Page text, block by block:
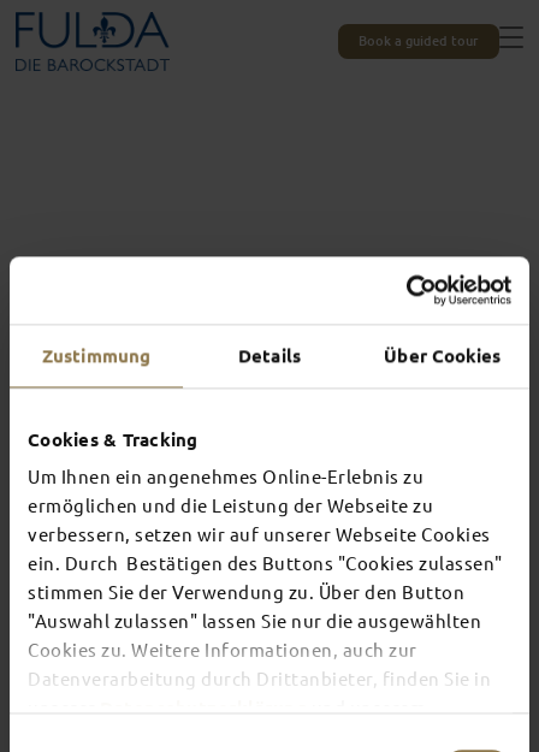
Zustimmung Details Über Cookies
Cookies & Tracking
Um Ihnen ein angenehmes Online-Erlebnis zu
ermöglichen und die Leistung der Webseite zu
verbessern, setzen wir auf unserer Webseite Cookies
ein. Durch Bestätigen des Buttons "Cookies zulassen"
stimmen Sie der Verwendung zu. Über den Button
"Auswahl zulassen" lassen Sie nur die ausgewählten
Cookies zu. Weitere Informationen, auch zur
Datenverarbeitung durch Drittanbieter, finden Sie in
Book a guided tour
Experiences unique to Fulda
TOP EVENTS
There's always something going on in Fulda:
whether it's a concert, a musical, a fun-filled
guided tour or a theatre performance – this is the
place to discover the current events and